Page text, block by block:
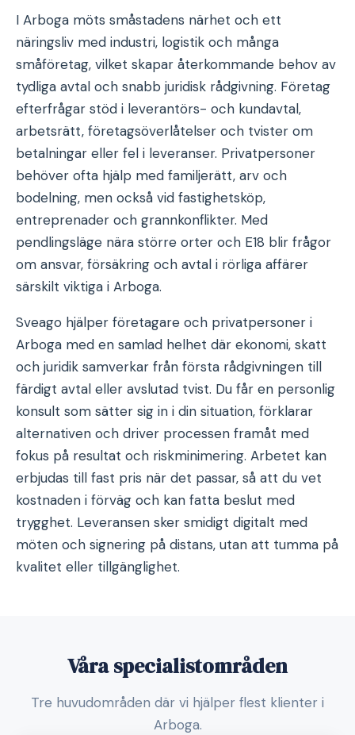
I Arboga möts småstadens närhet och ett
näringsliv med industri, logistik och många
småföretag, vilket skapar återkommande behov av
tydliga avtal och snabb juridisk rådgivning. Företag
efterfrågar stöd i leverantörs- och kundavtal,
arbetsrätt, företagsöverlåtelser och tvister om
betalningar eller fel i leveranser. Privatpersoner
behöver ofta hjälp med familjerätt, arv och
bodelning, men också vid fastighetsköp,
entreprenader och grannkonflikter. Med
pendlingsläge nära större orter och E18 blir frågor
om ansvar, försäkring och avtal i rörliga affärer
särskilt viktiga i Arboga.
Sveago hjälper företagare och privatpersoner i
Arboga med en samlad helhet där ekonomi, skatt
och juridik samverkar från första rådgivningen till
färdigt avtal eller avslutad tvist. Du får en personlig
konsult som sätter sig in i din situation, förklarar
alternativen och driver processen framåt med
fokus på resultat och riskminimering. Arbetet kan
erbjudas till fast pris när det passar, så att du vet
kostnaden i förväg och kan fatta beslut med
trygghet. Leveransen sker smidigt digitalt med
möten och signering på distans, utan att tumma på
kvalitet eller tillgänglighet.
Våra specialistområden
Tre huvudområden där vi hjälper flest klienter i
Arboga.